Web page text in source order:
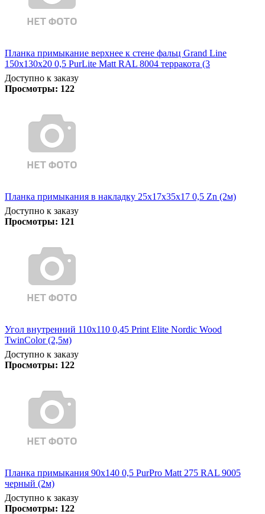
Планка примыкание верхнее к стене фальц Grand Line
150х130х20 0,5 PurLite Matt RAL 8004 терракота (3
Доступно к заказу
Просмотры: 122
Планка примыкания в накладку 25х17х35х17 0,5 Zn (2м)
Доступно к заказу
Просмотры: 121
Угол внутренний 110х110 0,45 Print Elite Nordic Wood
TwinColor (2,5м)
Доступно к заказу
Просмотры: 122
Планка примыкания 90х140 0,5 PurPro Matt 275 RAL 9005
черный (2м)
Доступно к заказу
Просмотры: 122